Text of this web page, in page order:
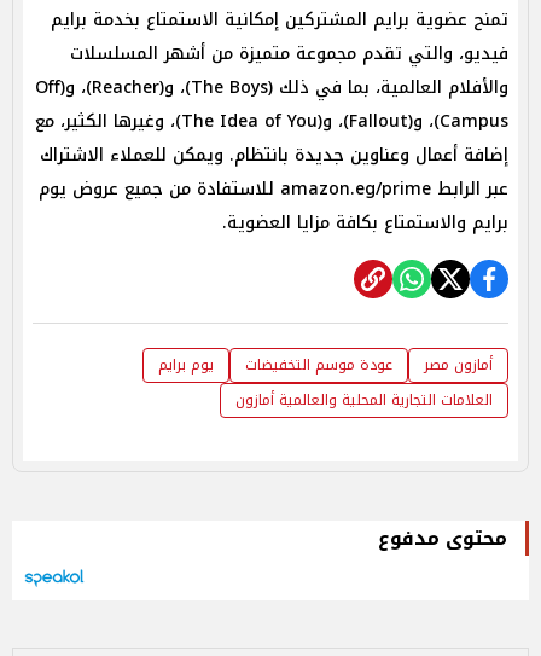
تمنح عضوية برايم المشتركين إمكانية الاستمتاع بخدمة برايم
فيديو، والتي تقدم مجموعة متميزة من أشهر المسلسلات
والأفلام العالمية، بما في ذلك (The Boys)، و(Reacher)، و(Off
Campus)، و(Fallout)، و(The Idea of You)، وغيرها الكثير، مع
إضافة أعمال وعناوين جديدة بانتظام. ويمكن للعملاء الاشتراك
عبر الرابط amazon.eg/prime للاستفادة من جميع عروض يوم
برايم والاستمتاع بكافة مزايا العضوية.
أمازون مصر عودة موسم التخفيضات
يوم برايم
العلامات التجارية المحلية والعالمية أمازون
محتوى مدفوع